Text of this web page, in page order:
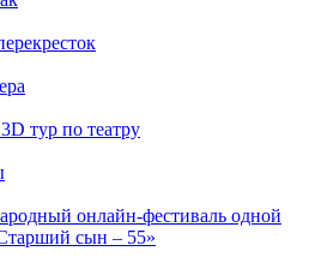
тур по театру
онлайн-фестиваль одной
сын – 55»